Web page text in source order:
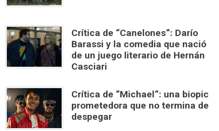
Crítica de “Canelones”: Darío
Barassi y la comedia que nació
de un juego literario de Hernán
Casciari
Crítica de “Michael”: una biopic
prometedora que no termina de
despegar